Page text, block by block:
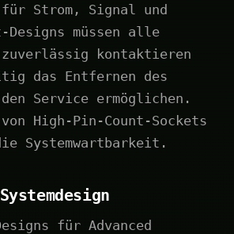
für Strom, Signal und
Designs müssen alle
zuverlässig kontaktieren
das Entfernen des
Service ermöglichen.
High-Pin-Count-Sockets
Systemwartbarkeit.
für Advanced